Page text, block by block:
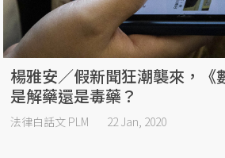
楊雅安／假新聞狂潮襲來，《
是解藥還是毒藥？
法律白話文 PLM 22 Jan, 2020